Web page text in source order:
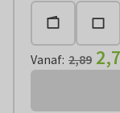
Vanaf: 2,89